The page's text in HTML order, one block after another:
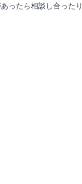
ったら相談し合ったり